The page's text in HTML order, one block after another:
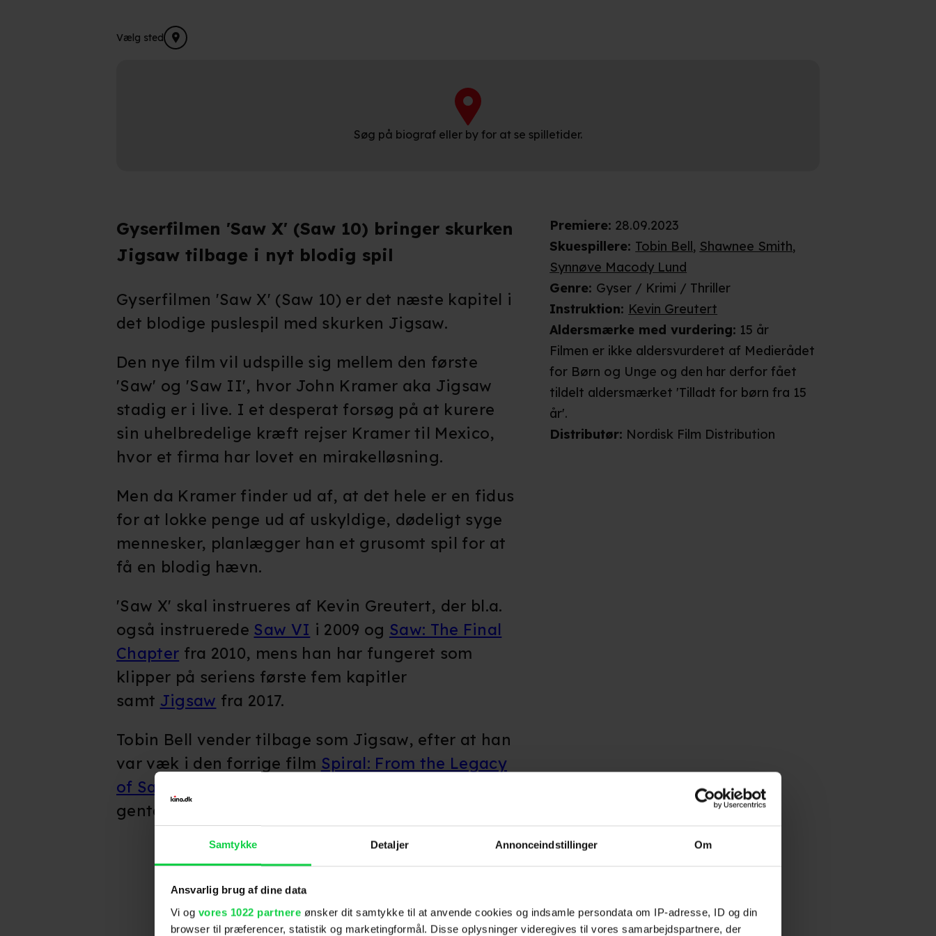
Samtykke Detaljer Annonceindstillinger Om
Ansvarlig brug af dine data
Vi og vores 1022 partnere ønsker dit samtykke til at anvende cookies og indsamle persondata om IP-adresse, ID og din
browser til præferencer, statistik og marketingformål. Disse oplysninger videregives til vores samarbejdspartnere, der
Vælg sted
Søg på biograf eller by for at se spilletider.
Premiere: 28.09.2023
Skuespillere: Tobin Bell, Shawnee Smith,
Synnøve Macody Lund
Genre: Gyser / Krimi / Thriller
Instruktion: Kevin Greutert
Aldersmærke med vurdering: 15 år
Filmen er ikke aldersvurderet af Medierådet
for Børn og Unge og den har derfor fået
tildelt aldersmærket 'Tilladt for børn fra 15
år'.
Distributør: Nordisk Film Distribution
Gyserfilmen 'Saw X' (Saw 10) bringer skurken
Jigsaw tilbage i nyt blodig spil
Gyserfilmen 'Saw X' (Saw 10) er det næste kapitel i
det blodige puslespil med skurken Jigsaw.
Den nye film vil udspille sig mellem den første
'Saw' og 'Saw II', hvor John Kramer aka Jigsaw
stadig er i live. I et desperat forsøg på at kurere
sin uhelbredelige kræft rejser Kramer til Mexico,
hvor et firma har lovet en mirakelløsning.
Men da Kramer finder ud af, at det hele er en fidus
for at lokke penge ud af uskyldige, dødeligt syge
mennesker, planlægger han et grusomt spil for at
få en blodig hævn.
'Saw X' skal instrueres af Kevin Greutert, der bl.a.
også instruerede Saw VI i 2009 og Saw: The Final
Chapter fra 2010, mens han har fungeret som
klipper på seriens første fem kapitler
samt Jigsaw fra 2017.
Tobin Bell vender tilbage som Jigsaw, efter at han
var væk i den forrige film Spiral: From the Legacy
of Saw
gentager rollen som Amanda Young.